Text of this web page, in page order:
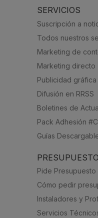
SERVICIOS
Suscripción a
Todos nuestros
Marketing de
Marketing directo
Publicidad gráfica
Difusión en RRSS
Boletines de
Pack Adhesión
Guías
Pide Presupuesto
Cómo pedir
Instaladores y
Servicios